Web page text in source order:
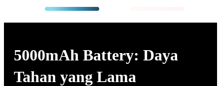
5000mAh Battery: Daya
Tahan yang Lama